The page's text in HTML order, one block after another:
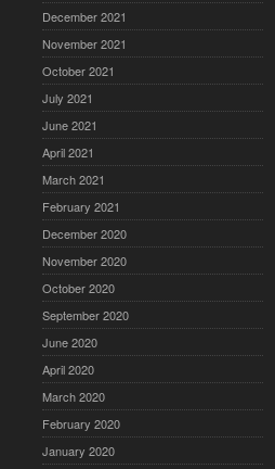
December 2021
November 2021
October 2021
July 2021
June 2021
April 2021
March 2021
February 2021
December 2020
November 2020
October 2020
September 2020
June 2020
April 2020
March 2020
February 2020
January 2020